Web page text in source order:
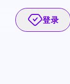
登录